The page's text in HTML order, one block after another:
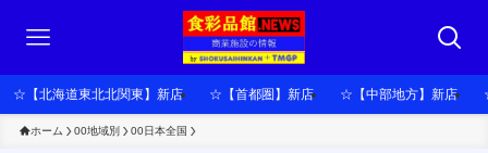
☆【北海道東北北関東】新店 ☆【首都圏】新店 ☆【中部地方】新店
ホーム 00地域別 00日本全国